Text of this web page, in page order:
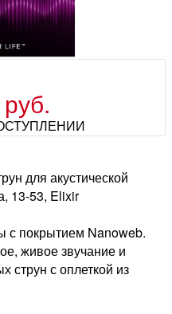
для акустической
13-53, Elixir
с покрытием Nanoweb.
живое звучание и
струн с оплеткой из